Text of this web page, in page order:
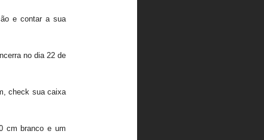
e contar a sua
no dia 22 de
check sua caixa
cm branco e um